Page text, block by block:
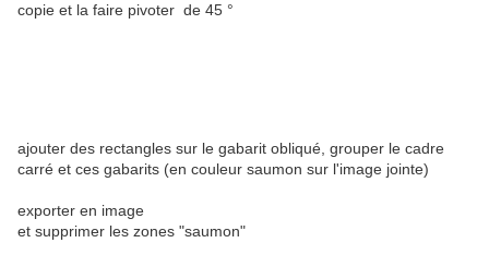
copie et la faire pivoter de 45 °
ajouter des rectangles sur le gabarit obliqué, grouper le cadre
carré et ces gabarits (en couleur saumon sur l'image jointe)
exporter en image
et supprimer les zones "saumon"